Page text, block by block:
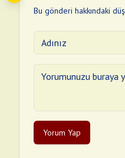
Bu gönderi hakkındaki
Yorum Yap